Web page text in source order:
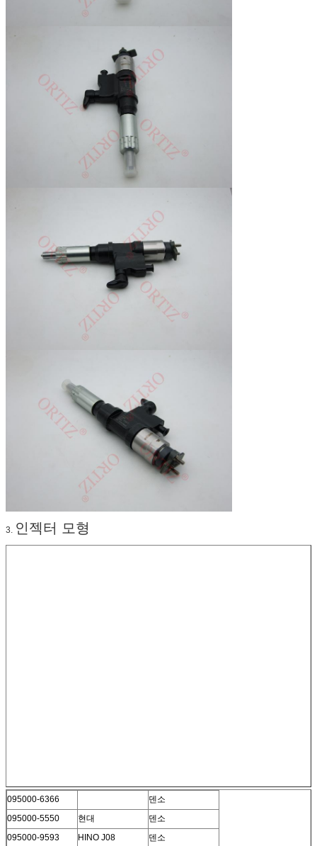
3. 인젝터 모형
095000-6366
덴소
095000-5550
현대
덴소
095000-9593
HINO J08
덴소